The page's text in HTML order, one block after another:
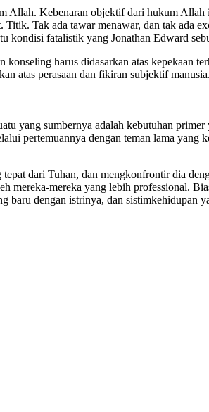
Allah. Kebenaran objektif dari hukum
Tak ada tawar menawar, dan tak ada
kondisi fatalistik yang Jonathan Edward
harus didasarkan atas kepekaan
atas perasaan dan fikiran subjektif
yang sumbernya adalah kebutuhan
pertemuannya dengan teman lama
dari Tuhan, dan mengkonfrontir dia
mereka yang lebih professional.
dengan istrinya, dan sistimkehidupan